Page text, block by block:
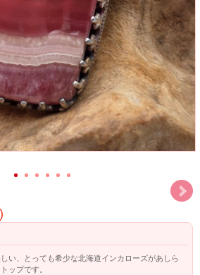
い、とっても希少な北海道インカローズがあしら
ップです。